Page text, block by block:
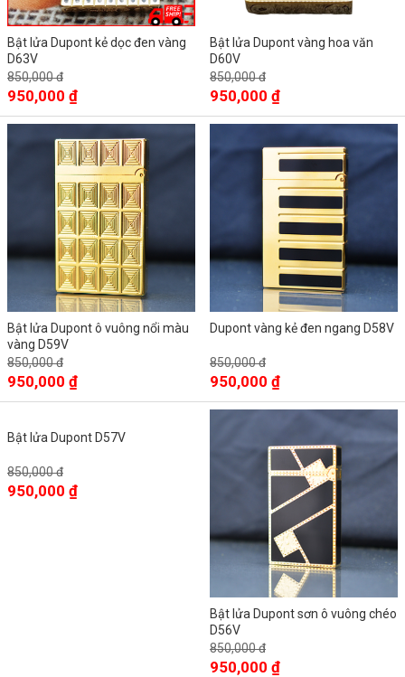
Bật lửa Dupont kẻ dọc đen vàng
D63V
850,000 đ
950,000 ₫
Bật lửa Dupont vàng hoa văn
D60V
850,000 đ
950,000 ₫
Bật lửa Dupont ô vuông nổi màu
vàng D59V
850,000 đ
950,000 ₫
Dupont vàng kẻ đen ngang D58V
850,000 đ
950,000 ₫
Bật lửa Dupont D57V
850,000 đ
950,000 ₫
Bật lửa Dupont sơn ô vuông chéo
D56V
850,000 đ
950,000 ₫